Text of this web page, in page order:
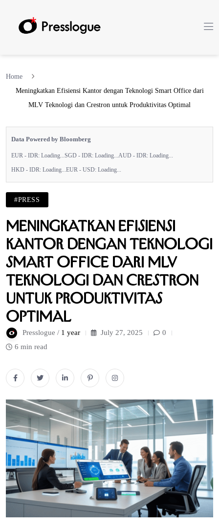
Home
Meningkatkan Efisiensi Kantor dengan Teknologi Smart Office dari
MLV Teknologi dan Crestron untuk Produktivitas Optimal
Data Powered by Bloomberg
EUR - IDR: Loading... SGD - IDR: Loading... AUD - IDR: Loading...
HKD - IDR: Loading... EUR - USD: Loading...
#PRESS
Meningkatkan Efisiensi
Kantor dengan Teknologi
Smart Office dari MLV
Teknologi dan Crestron
untuk Produktivitas
Optimal
Presslogue / 1 year July 27, 2025
0
6 min read